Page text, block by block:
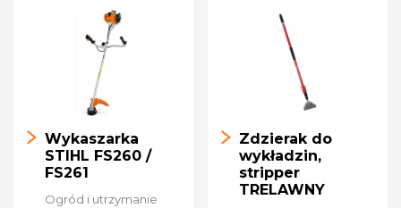
Wykaszarka
STIHL FS260 /
FS261
Ogród i utrzymanie
Zdzierak do
wykładzin,
stripper
TRELAWNY